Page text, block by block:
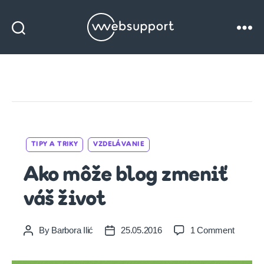
Websupport
Categories
TIPY A TRIKY VZDELÁVANIE
Ako môže blog zmeniť
váš život
PostBy Barbora Ilić
Post25.05.2016 1 Commenton